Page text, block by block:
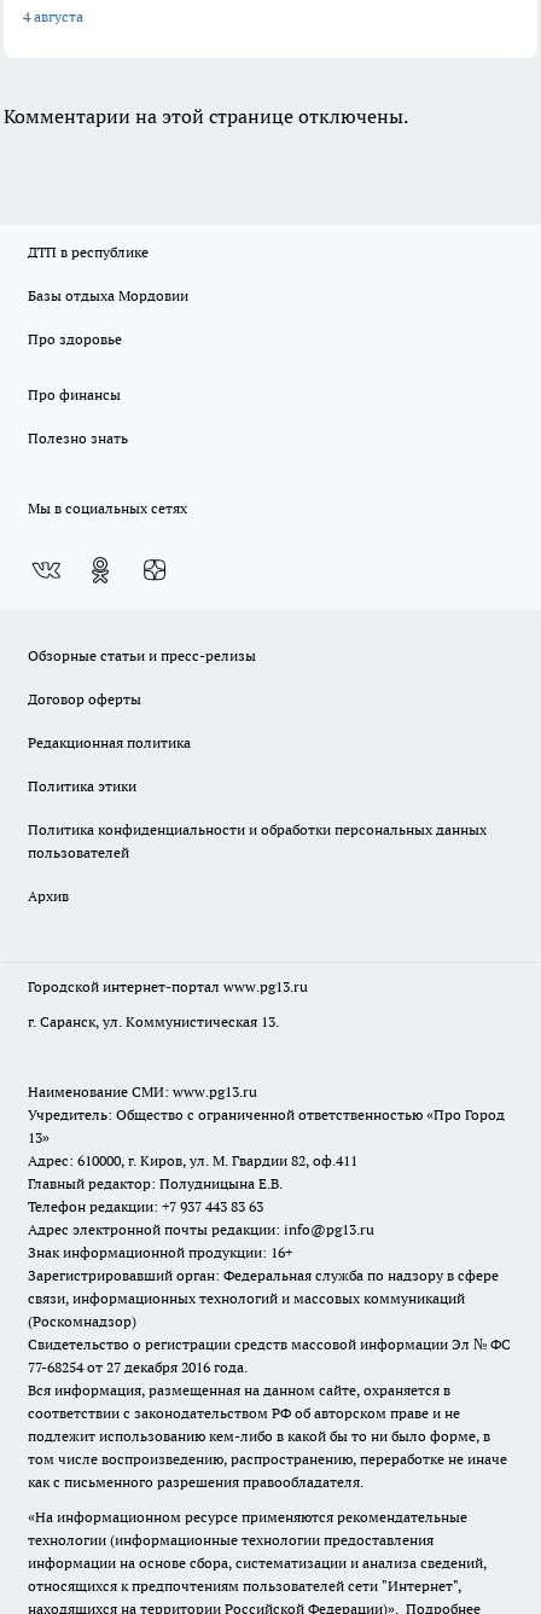
4 августа
Комментарии на этой странице отключены.
ДТП в республике
Базы отдыха Мордовии
Про здоровье
Про финансы
Полезно знать
Мы в социальных сетях
Обзорные статьи и пресс-релизы
Договор оферты
Редакционная политика
Политика этики
Политика конфиденциальности и обработки персональных данных
пользователей
Архив
Городской интернет-портал www.pg13.ru
г. Саранск, ул. Коммунистическая 13.
Наименование СМИ: www.pg13.ru
Учредитель: Общество с ограниченной ответственностью «Про Город
13»
Адрес: 610000, г. Киров, ул. М. Гвардии 82, оф.411
Главный редактор: Полудницына Е.В.
Телефон редакции: +7 937 443 83 63
Адрес электронной почты редакции: info@pg13.ru
Знак информационной продукции: 16+
Зарегистрировавший орган: Федеральная служба по надзору в сфере
связи, информационных технологий и массовых коммуникаций
(Роскомнадзор)
Свидетельство о регистрации средств массовой информации Эл № ФС
77-68254 от 27 декабря 2016 года.
Вся информация, размещенная на данном сайте, охраняется в
соответствии с законодательством РФ об авторском праве и не
подлежит использованию кем-либо в какой бы то ни было форме, в
том числе воспроизведению, распространению, переработке не иначе
как с письменного разрешения правообладателя.
«На информационном ресурсе применяются рекомендательные
технологии (информационные технологии предоставления
информации на основе сбора, систематизации и анализа сведений,
относящихся к предпочтениям пользователей сети "Интернет",
находящихся на территории Российской Федерации)». Подробнее